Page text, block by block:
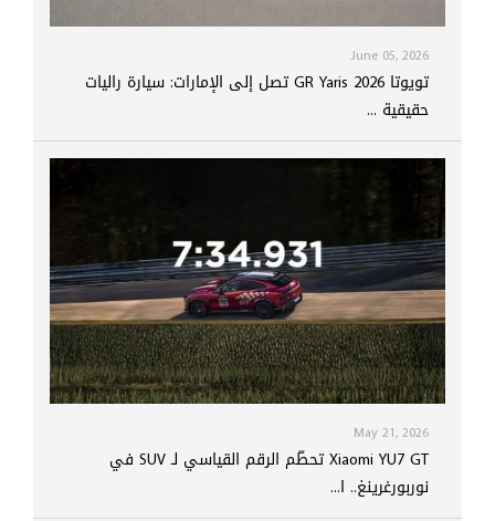
June 05, 2026
تويوتا GR Yaris 2026 تصل إلى الإمارات: سيارة راليات
حقيقية ...
May 21, 2026
Xiaomi YU7 GT تحطّم الرقم القياسي لـ SUV في
نوربورغرينغ.. ا...